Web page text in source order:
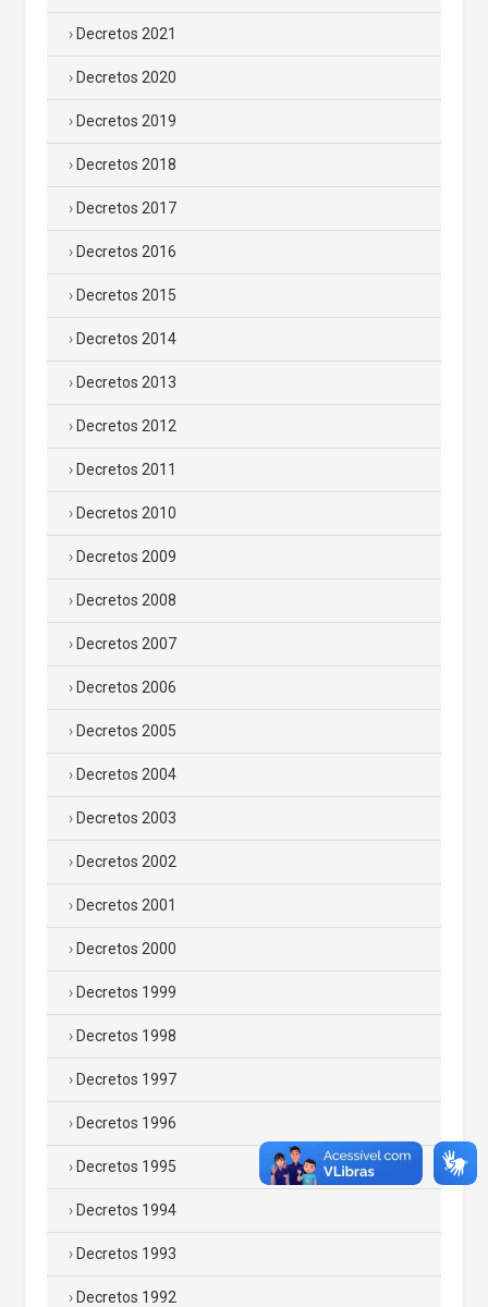
Decretos 2021
Decretos 2020
Decretos 2019
Decretos 2018
Decretos 2017
Decretos 2016
Decretos 2015
Decretos 2014
Decretos 2013
Decretos 2012
Decretos 2011
Decretos 2010
Decretos 2009
Decretos 2008
Decretos 2007
Decretos 2006
Decretos 2005
Decretos 2004
Decretos 2003
Decretos 2002
Decretos 2001
Decretos 2000
Decretos 1999
Decretos 1998
Decretos 1997
Decretos 1996
Decretos 1995
Decretos 1994
Decretos 1993
Decretos 1992